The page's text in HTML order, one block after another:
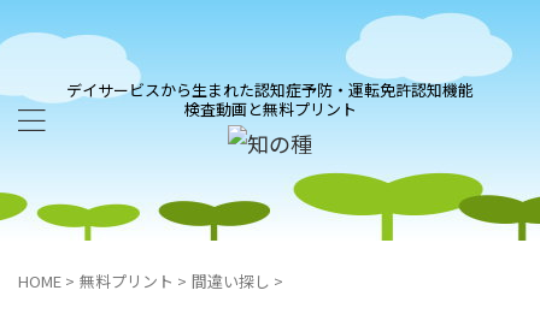
デイサービスから生まれた認知症予防・運転免許認知機能
検査動画と無料プリント
HOME > 無料プリント > 間違い探し >